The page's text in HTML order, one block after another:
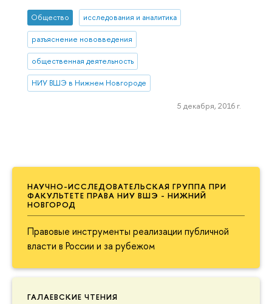
НАУЧНО-ИССЛЕДОВАТЕЛЬСКАЯ ГРУППА ПРИ
ФАКУЛЬТЕТЕ ПРАВА НИУ ВШЭ - НИЖНИЙ
НОВГОРОД
Правовые инструменты реализации публичной
власти в России и за рубежом
ГАЛАЕВСКИЕ ЧТЕНИЯ
Общество исследования и аналитика
разъяснение нововведения
общественная деятельность
НИУ ВШЭ в Нижнем Новгороде
5 декабря, 2016 г.